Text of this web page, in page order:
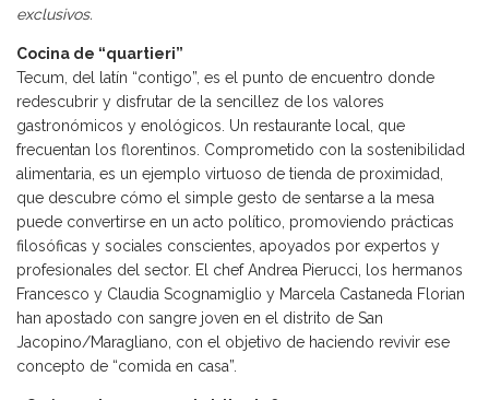
exclusivos.
Cocina de “quartieri”
Tecum, del latín “contigo”, es el punto de encuentro donde
redescubrir y disfrutar de la sencillez de los valores
gastronómicos y enológicos. Un restaurante local, que
frecuentan los florentinos. Comprometido con la sostenibilidad
alimentaria, es un ejemplo virtuoso de tienda de proximidad,
que descubre cómo el simple gesto de sentarse a la mesa
puede convertirse en un acto político, promoviendo prácticas
filosóficas y sociales conscientes, apoyados por expertos y
profesionales del sector. El chef Andrea Pierucci, los hermanos
Francesco y Claudia Scognamiglio y Marcela Castaneda Florian
han apostado con sangre joven en el distrito de San
Jacopino/Maragliano, con el objetivo de haciendo revivir ese
concepto de “comida en casa”.